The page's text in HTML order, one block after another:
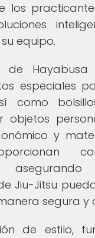
los
equipo.
de Hayabusa
especiales
como
y
Jiu-Jitsu
segura y
de estilo,